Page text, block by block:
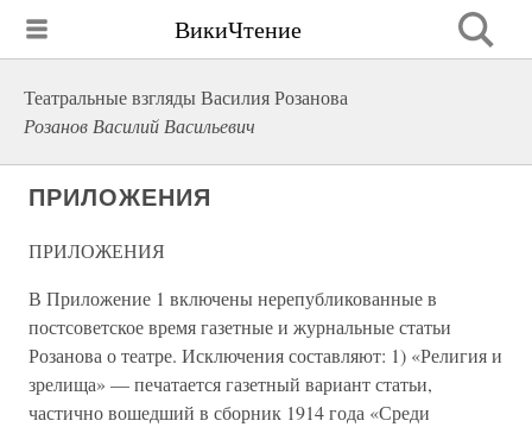
ВикиЧтение
Театральные взгляды Василия Розанова
Розанов Василий Васильевич
ПРИЛОЖЕНИЯ
ПРИЛОЖЕНИЯ
В Приложение 1 включены нерепубликованные в
постсоветское время газетные и журнальные статьи
Розанова о театре. Исключения составляют: 1) «Религия и
зрелища» — печатается газетный вариант статьи,
частично вошедший в сборник 1914 года «Среди